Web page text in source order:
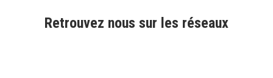
Retrouvez nous sur les réseaux